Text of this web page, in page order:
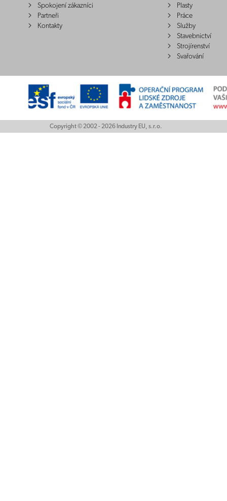
Spokojení zákazníci
Partneři
Kontakty
Plasty
Práce
Služby
Stavebnictví
Strojírenství
Svařování
Copyright © 2002 - 2026 Industry EU, s.r.o.